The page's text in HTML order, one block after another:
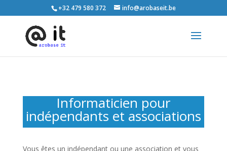
+32 479 580 372 info@arobaseit.be
Informaticien pour
indépendants et associations
Vous êtes un indépendant ou une association et vous